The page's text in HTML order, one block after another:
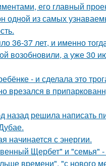
его главный
одной из самых
36-37 лет, и именно
возобновили, а уже 30
- и сделала это
врезался в
назад решила написать
начинается с энергии.
Щербет" и "семья"
времени", "с нового